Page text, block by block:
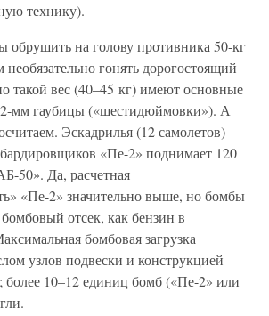
технику).
обрушить на голову противника 50-кг
необязательно гонять дорогостоящий
такой вес (40–45 кг) имеют основные
мм гаубицы («шестидюймовки»). А
Эскадрилья (12 самолетов)
«Пе-2» поднимает 120
50». Да, расчетная
«Пе-2» значительно выше, но бомбы
бомбовый отсек, как бензин в
бомбовая загрузка
узлов подвески и конструкцией
более 10–12 единиц бомб («Пе-2» или